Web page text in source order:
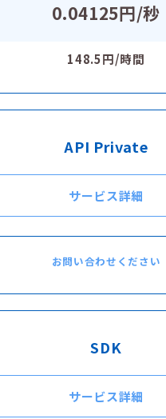
0.04125円/秒
148.5円/時間
API Private
サービス詳細
お問い合わせください
SDK
サービス詳細